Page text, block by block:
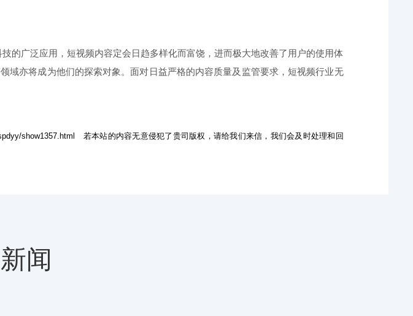
的广泛应用，短视频内容定会日趋多样化而富饶，进而极大地改善了用户的使用体
域亦将成为他们的探索对象。面对日益严格的内容质量及监管要求，短视频行业无
show1357.html
若本站的内容无意侵犯了贵司版权，请给我们来信，我们会及时处理和回
闻